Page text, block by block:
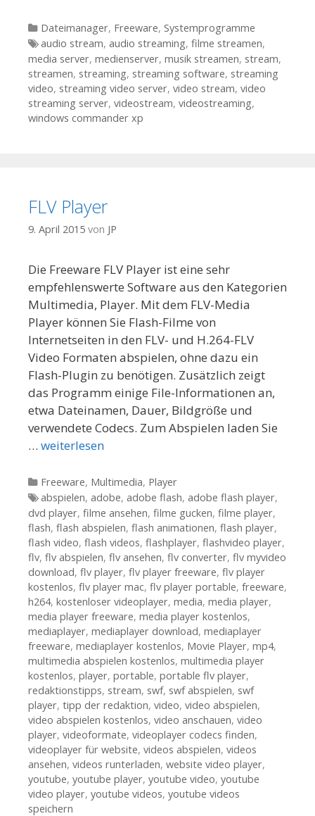
Kategorien
Dateimanager, Freeware, Systemprogramme
Tags
audio stream, audio streaming, filme streamen,
media server, medienserver, musik streamen, stream,
streamen, streaming, streaming software, streaming
video, streaming video server, video stream, video
streaming server, videostream, videostreaming,
windows commander xp
FLV Player
9. April 2015 von JP
Die Freeware FLV Player ist eine sehr
empfehlenswerte Software aus den Kategorien
Multimedia, Player. Mit dem FLV-Media
Player können Sie Flash-Filme von
Internetseiten in den FLV- und H.264-FLV
Video Formaten abspielen, ohne dazu ein
Flash-Plugin zu benötigen. Zusätzlich zeigt
das Programm einige File-Informationen an,
etwa Dateinamen, Dauer, Bildgröße und
verwendete Codecs. Zum Abspielen laden Sie
… weiterlesen
Kategorien
Freeware, Multimedia, Player
Tags
abspielen, adobe, adobe flash, adobe flash player,
dvd player, filme ansehen, filme gucken, filme player,
flash, flash abspielen, flash animationen, flash player,
flash video, flash videos, flashplayer, flashvideo player,
flv, flv abspielen, flv ansehen, flv converter, flv myvideo
download, flv player, flv player freeware, flv player
kostenlos, flv player mac, flv player portable, freeware,
h264, kostenloser videoplayer, media, media player,
media player freeware, media player kostenlos,
mediaplayer, mediaplayer download, mediaplayer
freeware, mediaplayer kostenlos, Movie Player, mp4,
multimedia abspielen kostenlos, multimedia player
kostenlos, player, portable, portable flv player,
redaktionstipps, stream, swf, swf abspielen, swf
player, tipp der redaktion, video, video abspielen,
video abspielen kostenlos, video anschauen, video
player, videoformate, videoplayer codecs finden,
videoplayer für website, videos abspielen, videos
ansehen, videos runterladen, website video player,
youtube, youtube player, youtube video, youtube
video player, youtube videos, youtube videos
speichern